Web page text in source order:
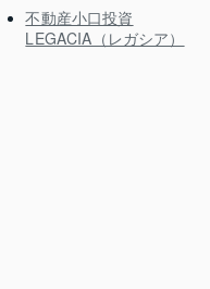
不動産小口投資
LEGACIA（レガシア）